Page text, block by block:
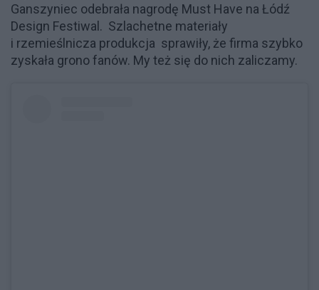
Ganszyniec odebrała nagrodę Must Have na Łódź
Design Festiwal. Szlachetne materiały
i rzemieślnicza produkcja sprawiły, że firma szybko
zyskała grono fanów. My też się do nich zaliczamy.